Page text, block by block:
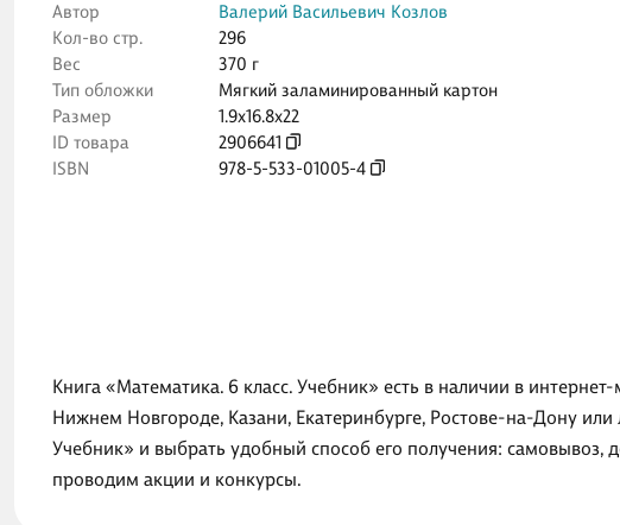
Автор
Валерий Васильевич Козлов
Кол-во стр.
296
Вес
370 г
Тип обложки
Мягкий заламинированный картон
Размер
1.9x16.8x22
ID товара
2906641
ISBN
978-5-533-01005-4
Книга «Математика. 6 класс. Учебник» есть в наличии в
Нижнем Новгороде, Казани, Екатеринбурге, Ростове-на-Дону
Учебник» и выбрать удобный способ его получения: самовывоз,
проводим акции и конкурсы.